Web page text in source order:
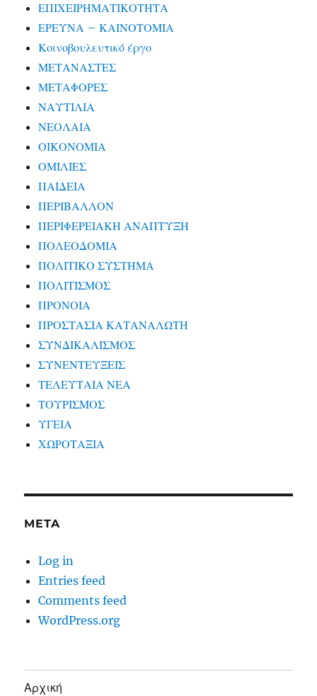
ΕΠΙΧΕΙΡΗΜΑΤΙΚΟΤΗΤΑ
ΕΡΕΥΝΑ – ΚΑΙΝΟΤΟΜΙΑ
Κοινοβουλευτικό έργο
ΜΕΤΑΝΑΣΤΕΣ
ΜΕΤΑΦΟΡΕΣ
ΝΑΥΤΙΛΙΑ
ΝΕΟΛΑΙΑ
ΟΙΚΟΝΟΜΙΑ
ΟΜΙΛΙΕΣ
ΠΑΙΔΕΙΑ
ΠΕΡΙΒΑΛΛΟΝ
ΠΕΡΙΦΕΡΕΙΑΚΗ ΑΝΑΠΤΥΞΗ
ΠΟΛΕΟΔΟΜΙΑ
ΠΟΛΙΤΙΚΟ ΣΥΣΤΗΜΑ
ΠΟΛΙΤΙΣΜΟΣ
ΠΡΟΝΟΙΑ
ΠΡΟΣΤΑΣΙΑ ΚΑΤΑΝΑΛΩΤΗ
ΣΥΝΔΙΚΑΛΙΣΜΟΣ
ΣΥΝΕΝΤΕΥΞΕΙΣ
ΤΕΛΕΥΤΑΙΑ ΝΕΑ
ΤΟΥΡΙΣΜΟΣ
ΥΓΕΙΑ
ΧΩΡΟΤΑΞΙΑ
META
Log in
Entries feed
Comments feed
WordPress.org
Αρχική